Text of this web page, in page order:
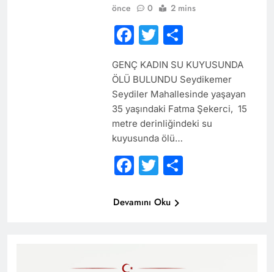
önce
0 2 mins
Facebook
Twitter
Share
GENÇ KADIN SU KUYUSUNDA
ÖLÜ BULUNDU Seydikemer
Seydiler Mahallesinde yaşayan
35 yaşındaki Fatma Şekerci, 15
metre derinliğindeki su
kuyusunda ölü…
Facebook
Twitter
Share
Devamını Oku